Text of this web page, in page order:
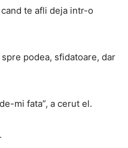
te afli deja intr-o
podea, sfidatoare, dar
mi fata”, a cerut el.